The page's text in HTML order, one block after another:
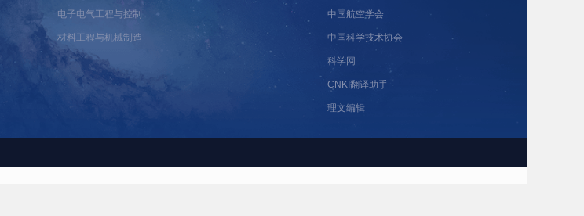
电子电气工程与控制
材料工程与机械制造
中国航空学会
中国科学技术协会
科学网
CNKI翻译助手
理文编辑